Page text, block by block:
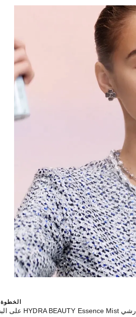
الخطوة 1
رشي HYDRA BEAUTY Essence Mist على البشرة للحصول على ترطيب وإشراقة فورية.